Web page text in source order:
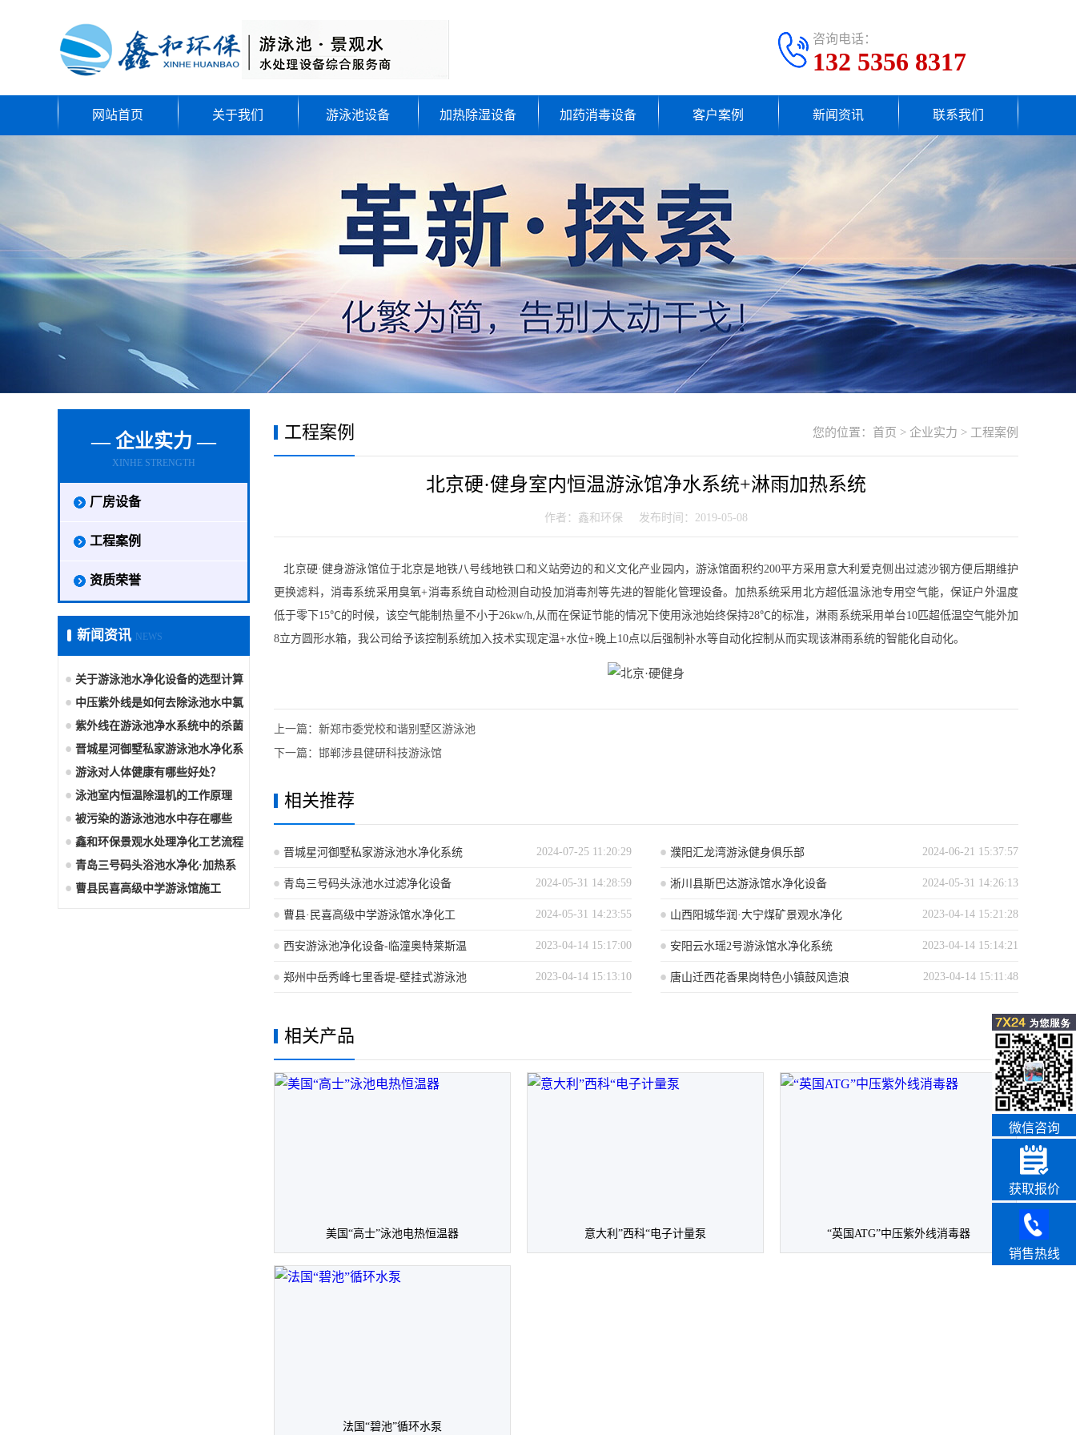
咨询电话：
132 5356 8317
网站首页 关于我们 游泳池设备 加热除湿设备 加药消毒设备 客户案例 新闻资讯 联系我们
— 企业实力 —
XINHE STRENGTH
厂房设备
工程案例
资质荣誉
新闻资讯 NEWS
关于游泳池水净化设备的选型计算
中压紫外线是如何去除泳池水中氯
氨
紫外线在游泳池净水系统中的杀菌
作
晋城星河御墅私家游泳池水净化系
统
游泳对人体健康有哪些好处？
泳池室内恒温除湿机的工作原理
被污染的游泳池池水中存在哪些
“危
鑫和环保景观水处理净化工艺流程
青岛三号码头浴池水净化·加热系
统
曹县民喜高级中学游泳馆施工
您的位置： 首页 > 企业实力 > 工程案例
工程案例
北京硬·健身室内恒温游泳馆净水系统+淋雨加热系统
作者：鑫和环保 发布时间：2019-05-08
北京硬·健身游泳馆位于北京是地铁八号线地铁口和义站旁边的和义文化产业园内，游泳馆面积约200平方采用意大利爱克侧出过滤沙钢方便后期维护
更换滤料，消毒系统采用臭氧+消毒系统自动检测自动投加消毒剂等先进的智能化管理设备。加热系统采用北方超低温泳池专用空气能，保证户外温度
低于零下15℃的时候，该空气能制热量不小于26kw/h,从而在保证节能的情况下使用泳池始终保持28℃的标准，淋雨系统采用单台10匹超低温空气能外加
8立方圆形水箱，我公司给予该控制系统加入技术实现定温+水位+晚上10点以后强制补水等自动化控制从而实现该淋雨系统的智能化自动化。
上一篇： 新郑市委党校和谐别墅区游泳池
下一篇： 邯郸涉县健研科技游泳馆
相关推荐
2024-07-25 11:20:29
晋城星河御墅私家游泳池水净化系统 2024-06-21 15:37:57
濮阳汇龙湾游泳健身俱乐部
2024-05-31 14:28:59
青岛三号码头泳池水过滤净化设备 2024-05-31 14:26:13
淅川县斯巴达游泳馆水净化设备
2024-05-31 14:23:55
曹县·民喜高级中学游泳馆水净化工 2023-04-14 15:21:28
山西阳城华润·大宁煤矿景观水净化
2023-04-14 15:17:00
西安游泳池净化设备-临潼奥特莱斯温 2023-04-14 15:14:21
安阳云水瑶2号游泳馆水净化系统
2023-04-14 15:13:10
郑州中岳秀峰七里香堤-壁挂式游泳池 2023-04-14 15:11:48
唐山迁西花香果岗特色小镇鼓风造浪
相关产品
美国“高士”泳池电热恒温器 意大利”西科“电子计量泵 “英国ATG”中压紫外线消毒器
法国“碧池”循环水泵
微信咨询
获取报价
销售热线